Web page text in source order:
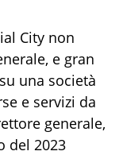
City non
e gran
una società
e servizi da
generale,
del 2023